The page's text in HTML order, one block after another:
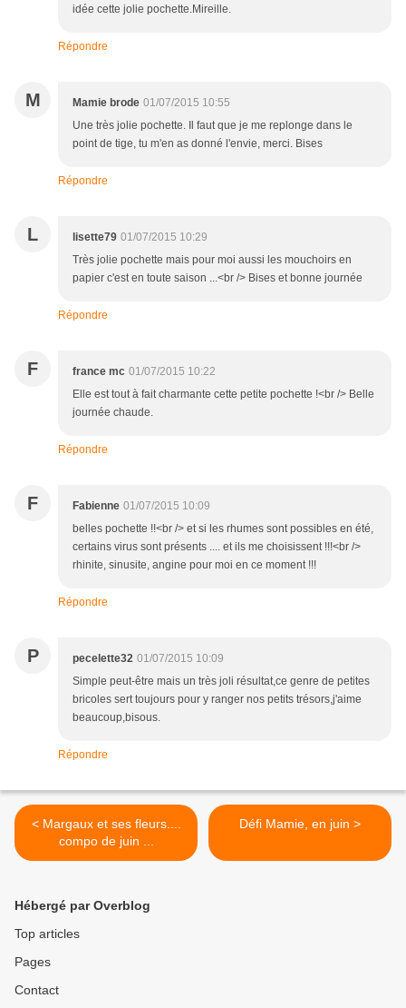
idée cette jolie pochette.Mireille.
Répondre
M Mamie brode 01/07/2015 10:55
Une très jolie pochette. Il faut que je me replonge dans le
point de tige, tu m'en as donné l'envie, merci. Bises
Répondre
L lisette79 01/07/2015 10:29
Très jolie pochette mais pour moi aussi les mouchoirs en
papier c'est en toute saison ...<br /> Bises et bonne journée
Répondre
F france mc 01/07/2015 10:22
Elle est tout à fait charmante cette petite pochette !<br /> Belle
journée chaude.
Répondre
F Fabienne 01/07/2015 10:09
belles pochette !!<br /> et si les rhumes sont possibles en été,
certains virus sont présents .... et ils me choisissent !!!<br />
rhinite, sinusite, angine pour moi en ce moment !!!
Répondre
P pecelette32 01/07/2015 10:09
Simple peut-être mais un très joli résultat,ce genre de petites
bricoles sert toujours pour y ranger nos petits trésors,j'aime
beaucoup,bisous.
Répondre
< Margaux et ses fleurs....
compo de juin ...
Défi Mamie, en juin >
Hébergé par Overblog
Top articles
Pages
Contact